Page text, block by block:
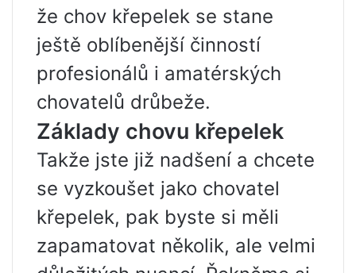
že chov křepelek se stane
ještě oblíbenější činností
profesionálů i amatérských
chovatelů drůbeže.
Základy chovu křepelek
Takže jste již nadšení a chcete
se vyzkoušet jako chovatel
křepelek, pak byste si měli
zapamatovat několik, ale velmi